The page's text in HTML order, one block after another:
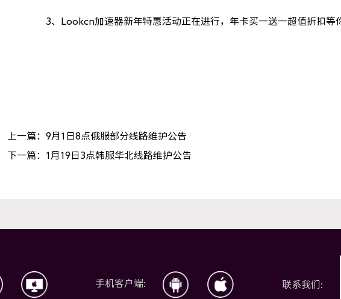
3、Lookcn加速器新年特惠活动正在进行，年卡买一送一超值折扣等你
上一篇：9月1日8点俄服部分线路维护公告
下一篇：1月19日3点韩服华北线路维护公告
手机客户端: 联系我们: